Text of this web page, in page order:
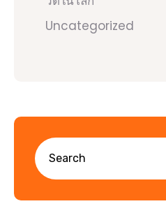
Uncategorized